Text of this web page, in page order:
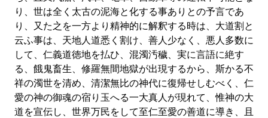
り、世は全く太古の泥海と化する事ありとの予言であ
り、又た之を一方より精神的に解釈する時は、大道割と
云ふ事は、天地人道悉く割け、善人少なく、悪人多数に
して、仁義道徳地を払ひ、混濁汚穢、実に言語に絶す
る、餓鬼畜生、修羅無間地獄が出現するから、斯かる不
祥の濁世を清め、清潔無比の神代に復帰せしむべく、仁
愛の神の御魂の宿り玉へる一大真人が現れて、惟神の大
道を宣伝し、世界万民をして至仁至愛の善道に導き、且